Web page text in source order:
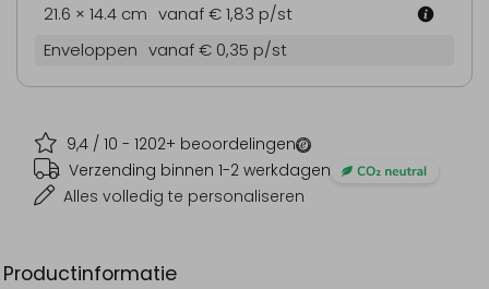
9,4 / 10 - 1202+ beoordelingen
Verzending binnen 1-2 werkdagen
Alles volledig te personaliseren
21.6 × 14.4 cm vanaf € 1,83 p/st
Enveloppen vanaf € 0,35 p/st
Productinformatie